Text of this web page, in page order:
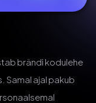
brändi kodulehe
Samal ajal pakub